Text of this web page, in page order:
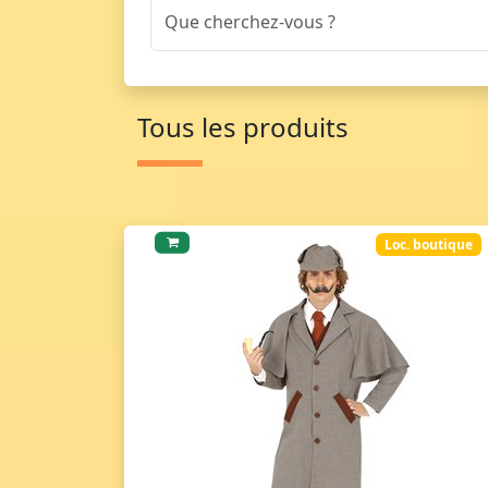
Tous les produits
Loc. boutique